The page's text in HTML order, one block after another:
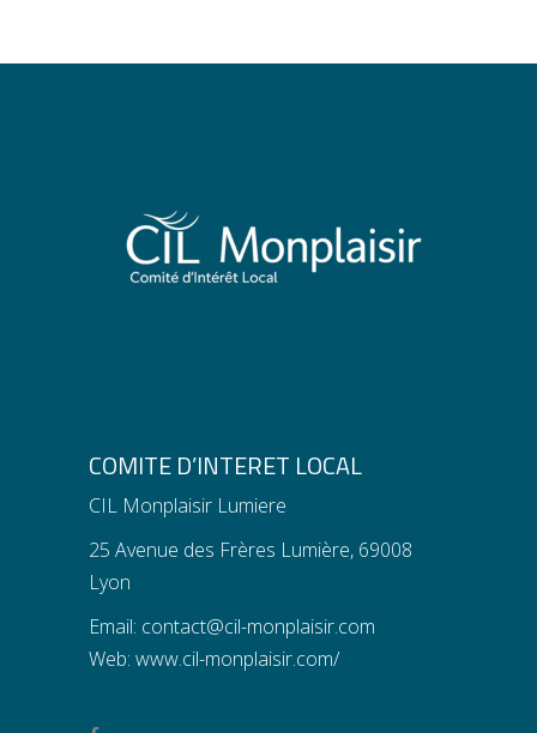
COMITE D’INTERET LOCAL
CIL Monplaisir Lumiere
25 Avenue des Frères Lumière, 69008
Lyon
Email: contact@cil-monplaisir.com
Web: www.cil-monplaisir.com/